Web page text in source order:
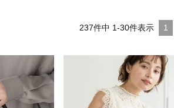
237件中 1-30件表示 1